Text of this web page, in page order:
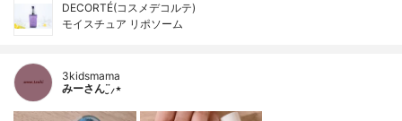
DECORTÉ(コスメデコルテ)
モイスチュア リポソーム
3kidsmama
みーさん¨̮⸝⋆